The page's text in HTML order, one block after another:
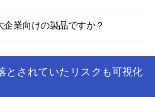
企業向けの製品ですか？
とされていたリスクも可視化